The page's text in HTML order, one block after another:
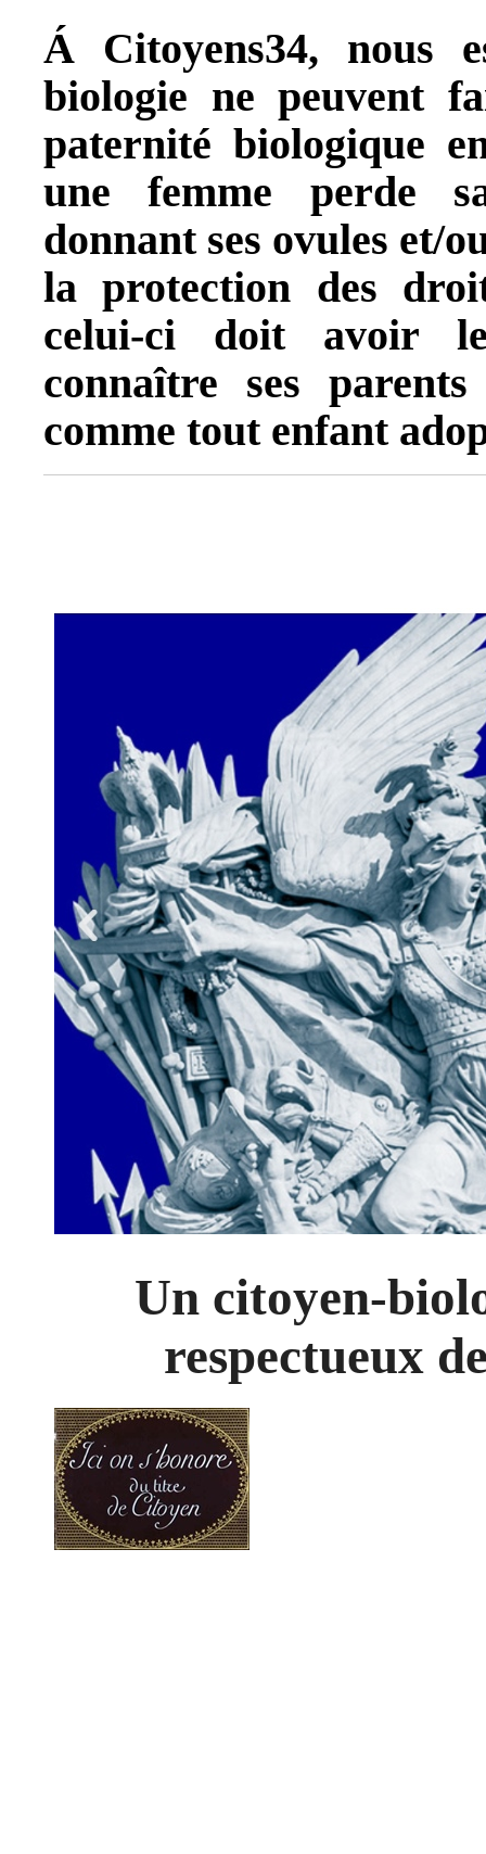
Á Citoyens34, nous
biologie ne peuvent
paternité biologique
une femme perde
donnant ses ovules et/
la protection des
celui-ci doit avoir
connaître ses
comme tout enfant
Un citoyen-
respectueux